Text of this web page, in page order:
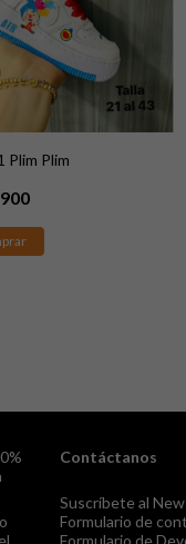
Plim Plim
Contáctanos
Suscríbete al
Formulario de
Formulario de